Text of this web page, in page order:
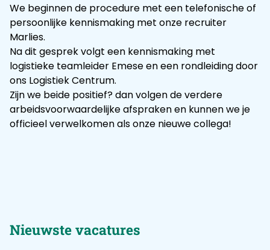
We beginnen de procedure met een telefonische of
persoonlijke kennismaking met onze recruiter
Marlies.
Na dit gesprek volgt een kennismaking met
logistieke teamleider Emese en een rondleiding door
ons Logistiek Centrum.
Zijn we beide positief? dan volgen de verdere
arbeidsvoorwaardelijke afspraken en kunnen we je
officieel verwelkomen als onze nieuwe collega!
Nieuwste vacatures